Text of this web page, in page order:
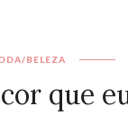
BELEZA
que